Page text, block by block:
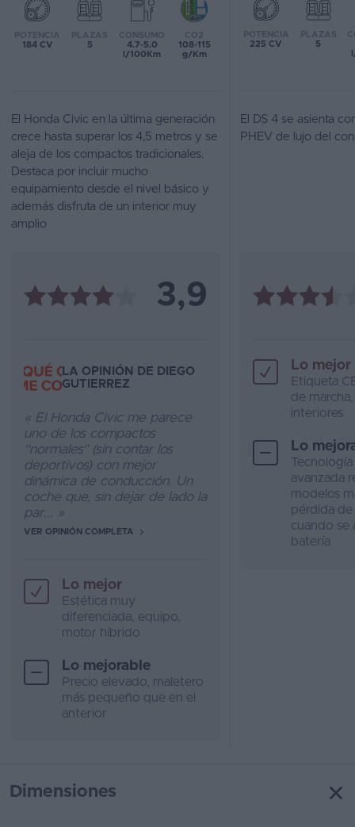
Favoritos
coche
Blog
Ventas
de
coches
POTENCIA
184 CV
PLAZAS
5
CONSUMO
4.7-5.0
l/100Km
CO2
108-115
g/Km
POTENCIA
225 CV
PLAZAS
5
El Honda Civic en la última generación
crece hasta superar los 4,5 metros y se
aleja de los compactos tradicionales.
Destaca por incluir mucho
equipamiento desde el nivel básico y
además disfruta de un interior muy
amplio
El DS 4 se asienta
PHEV de lujo del
3,9
LA OPINIÓN DE DIEGO
GUTIERREZ
« El Honda Civic me parece
uno de los compactos
“normales” (sin contar los
deportivos) con mejor
dinámica de conducción. Un
coche que, sin dejar de lado la
par... »
VER OPINIÓN COMPLETA
Lo mejor
Estética muy
diferenciada, equipo,
motor híbrido
Lo mejorable
Precio elevado, maletero
más pequeño que en el
anterior
Lo mejor
Etiqueta
de
interiores
Lo
avanzada
modelos
pérdida de
cuando se
batería
Dimensiones